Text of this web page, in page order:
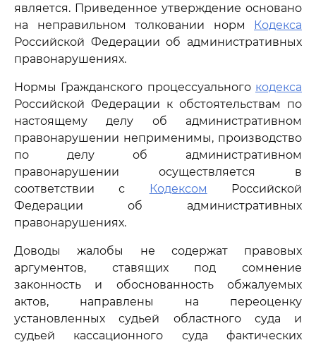
является. Приведенное утверждение основано
на неправильном толковании норм
Кодекса
Российской Федерации об административных
правонарушениях.
Нормы Гражданского процессуального кодекса
Российской Федерации к обстоятельствам по
настоящему делу об административном
правонарушении неприменимы, производство
по делу об административном
правонарушении осуществляется в
соответствии с
Кодексом Российской
Федерации об административных
правонарушениях.
Доводы жалобы не содержат правовых
аргументов, ставящих под сомнение
законность и обоснованность обжалуемых
актов, направлены на переоценку
установленных судьей областного суда и
судьей кассационного суда фактических